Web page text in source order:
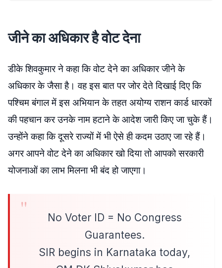
जीने का अधिकार है वोट देना
डीके शिवकुमार ने कहा कि वोट देने का अधिकार जीने के
अधिकार के जैसा है। वह इस बात पर जोर देते दिखाई दिए कि
पश्चिम बंगाल में इस अभियान के तहत अयोग्य राशन कार्ड धारकों
की पहचान कर उनके नाम हटाने के आदेश जारी किए जा चुके हैं।
उन्होंने कहा कि दूसरे राज्यों में भी ऐसे ही कदम उठाए जा रहे हैं।
अगर आपने वोट देने का अधिकार खो दिया तो आपको सरकारी
योजनाओं का लाभ मिलना भी बंद हो जाएगा।
No Voter ID = No Congress
Guarantees.
SIR begins in Karnataka today,